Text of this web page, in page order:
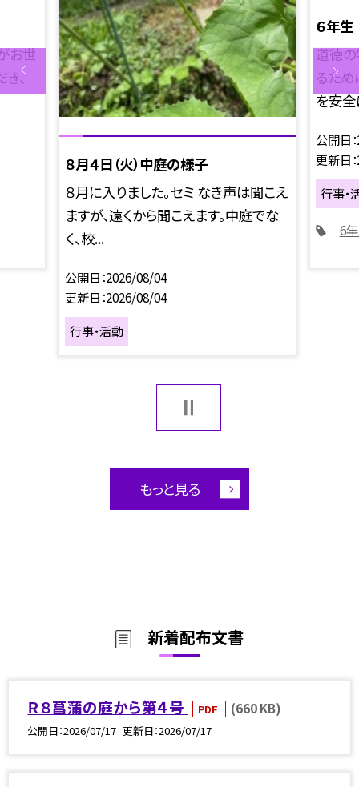
お世
、
８月４日（火）中庭の様子
８月に入りました。セミ なき声は聞こえ
ますが、遠くから聞こえます。中庭でな
く、校...
公開日 2026/08/04
更新日 2026/08/04
行事・活動
６年
道徳の
るため
を安
公開日
更新日
行事・
6
もっと見る
新着配布文書
Ｒ８菖蒲の庭から第４号 PDF (660 KB)
公開日 2026/07/17 更新日 2026/07/17